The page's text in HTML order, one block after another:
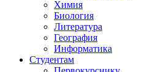
Химия
Биология
Литература
География
Информатика
Студентам